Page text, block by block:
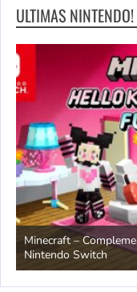
ULTIMAS NINTENDO!
Minecraft –
Nintendo Switch